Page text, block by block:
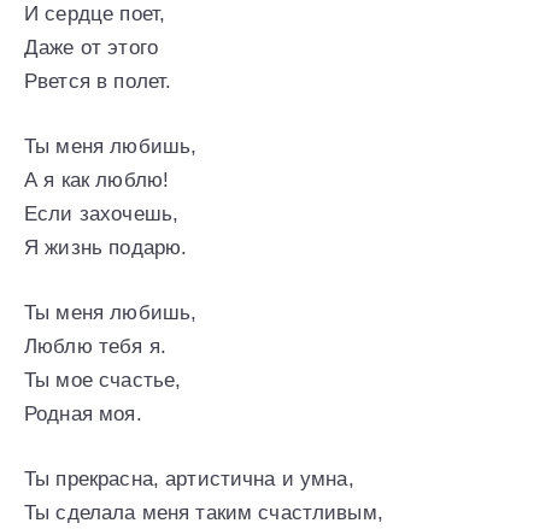
И сердце поет,
Даже от этого
Рвется в полет.
Ты меня любишь,
А я как люблю!
Если захочешь,
Я жизнь подарю.
Ты меня любишь,
Люблю тебя я.
Ты мое счастье,
Родная моя.
Ты прекрасна, артистична и умна,
Ты сделала меня таким счастливым,